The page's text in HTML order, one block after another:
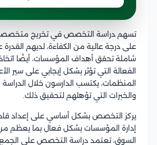
تسهم دراسة التخصص في تخريج
على درجة عالية من الكفاءة، لديهم
شاملة تحقق أهداف المؤسسات، أيضًا اتخاذ
الفعالة التي تؤثر بشكل إيجابي على سير
المنظمات، يكتسب الدارسون خلال الدراسة
والخبرات التي تؤهلهم لتحقيق ذلك.
يركز التخصص بشكل أساسي على إعداد
إدارة المؤسسات بشكل فعال بما يعظم
السوق، تعتمد دراسة التخصص على